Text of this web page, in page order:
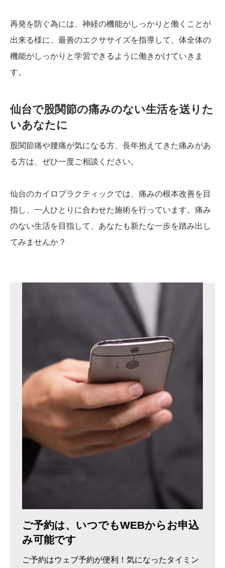
再発を防ぐ為には、神経の機能がしっかりと働くことが
出来る様に、最善のエクササイズを指導して、体全体の
機能がしっかりと学習できるように働きかけていきま
す。
仙台で股関節の痛みのない生活を送りた
いあなたに
股関節痛や腰痛が気になる方、長年抱えてきた痛みがあ
る方は、ぜひ一度ご相談ください。
仙台のカイロプラクティックでは、痛みの根本改善を目
指し、一人ひとりに合わせた施術を行っています。痛み
のない生活を目指して、あなたも新たな一歩を踏み出し
てみませんか？
ご予約は、いつでもWEBからお申込
み可能です
ご予約はウェブ予約が便利！気になったタイミン